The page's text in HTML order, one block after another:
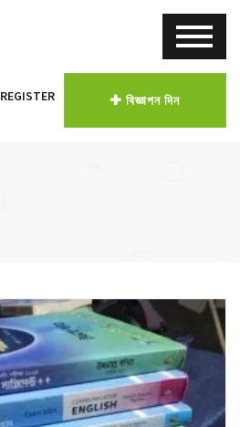
REGISTER বিজ্ঞাপন দিন